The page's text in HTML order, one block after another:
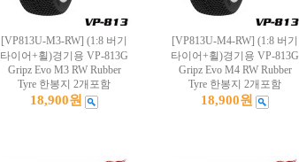
[VP813U-M3-RW] (1:8 버기
타이어+휠)경기용 VP-813G
Gripz Evo M3 RW Rubber
Tyre 한봉지 2개포함
18,900원
[VP813U-M4-RW] (1:8 버기
타이어+휠)경기용 VP-813G
Gripz Evo M4 RW Rubber
Tyre 한봉지 2개포함
18,900원